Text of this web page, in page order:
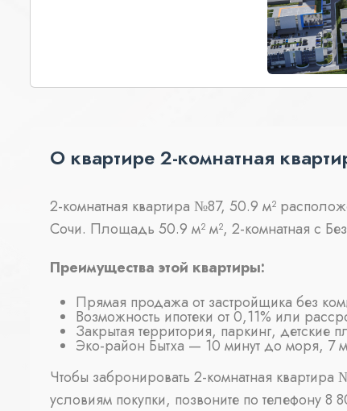
О квартире 2-комнатная
2-комнатная квартира №87, 50.9 м²
Сочи. Площадь 50.9 м² м², 2-комнатная с
Преимущества этой квартиры:
Прямая продажа от застройщика без
Возможность ипотеки от 0,11% или
Закрытая территория, паркинг, детские
Эко-район Бытха — 10 минут до моря, 7
Чтобы забронировать 2-комнатная
условиям покупки, позвоните по телефону 8